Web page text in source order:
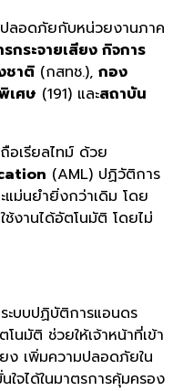
ลอดภัยกับหน่วยงานภาค
กระจายเสียง กิจการ
ชาติ (กสทช.), กอง
เศษ (191) และสถาบัน
อเรียลไทม์ ด้วย
(AML) ปฏิวัติการ
แม่นยำยิ่งกว่าเดิม โดย
ช้งานได้อัตโนมัติ โดยไม่
ะบบปฏิบัติการแอนดร
มัติ ช่วยให้เจ้าหน้าที่เข้า
ง เพิ่มความปลอดภัยใน
จได้ในมาตรการคุ้มครอง